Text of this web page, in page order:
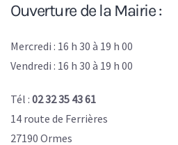
Ouverture de la Mairie :
Mercredi : 16 h 30 à 19 h 00
Vendredi : 16 h 30 à 19 h 00
Tél : 02 32 35 43 61
14 route de Ferrières
27190 Ormes